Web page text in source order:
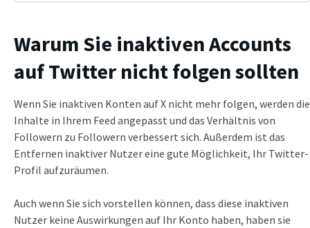
Warum Sie inaktiven Accounts
auf Twitter nicht folgen sollten
Wenn Sie inaktiven Konten auf X nicht mehr folgen, werden die
Inhalte in Ihrem Feed angepasst und das Verhältnis von
Followern zu Followern verbessert sich. Außerdem ist das
Entfernen inaktiver Nutzer eine gute Möglichkeit, Ihr Twitter-
Profil aufzuräumen.
Auch wenn Sie sich vorstellen können, dass diese inaktiven
Nutzer keine Auswirkungen auf Ihr Konto haben, haben sie